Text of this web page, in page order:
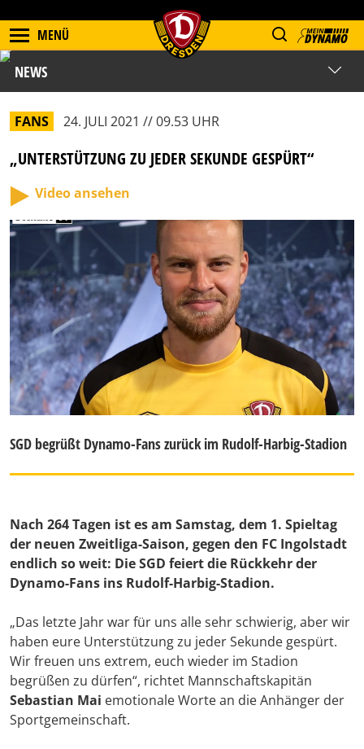
MENÜ
NEWS
FANS 24. JULI 2021 // 09.53 UHR
„UNTERSTÜTZUNG ZU JEDER SEKUNDE GESPÜRT“
Video ansehen
SGD begrüßt Dynamo-Fans zurück im Rudolf-Harbig-Stadion
Nach 264 Tagen ist es am Samstag, dem 1. Spieltag
der neuen Zweitliga-Saison, gegen den FC Ingolstadt
endlich so weit: Die SGD feiert die Rückkehr der
Dynamo-Fans ins Rudolf-Harbig-Stadion.
„Das letzte Jahr war für uns alle sehr schwierig, aber wir
haben eure Unterstützung zu jeder Sekunde gespürt.
Wir freuen uns extrem, euch wieder im Stadion
begrüßen zu dürfen“, richtet Mannschaftskapitän
Sebastian Mai emotionale Worte an die Anhänger der
Sportgemeinschaft.